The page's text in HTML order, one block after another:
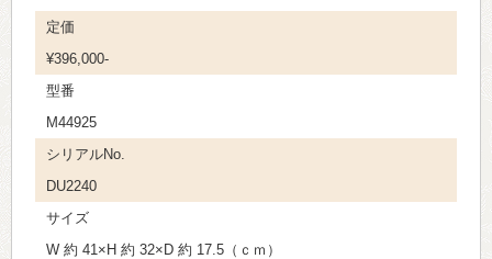
定価
¥396,000-
型番
M44925
シリアルNo.
DU2240
サイズ
W 約 41×H 約 32×D 約 17.5（ｃｍ）